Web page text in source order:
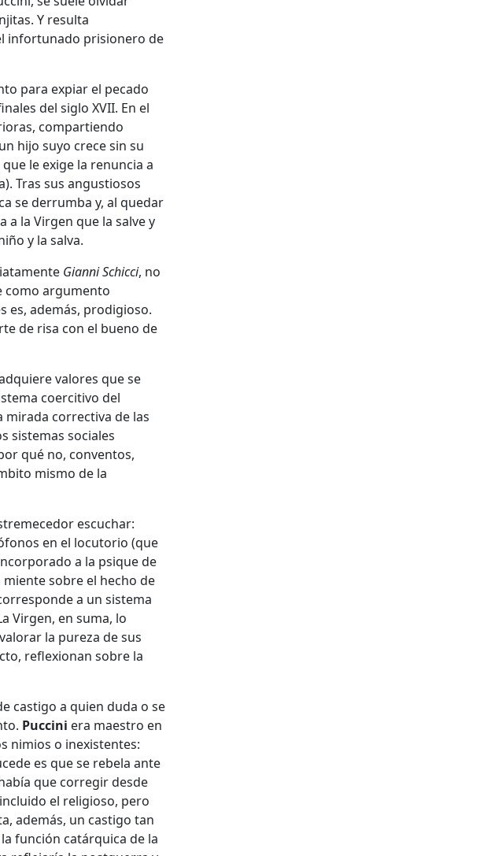
Y resulta
infortunado prisionero de
para expiar el pecado
del siglo XVII. En el
compartiendo
hijo suyo crece sin su
le exige la renuncia a
Tras sus angustiosos
se derrumba y, al quedar
a la Virgen que la salve y
y la salva.
Gianni Schicci, no
como argumento
es, además, prodigioso.
de risa con el bueno de
valores que se
coercitivo del
mirada correctiva de las
sistemas sociales
qué no, conventos,
mismo de la
escuchar:
en el locutorio (que
a la psique de
miente sobre el hecho de
a un sistema
Virgen, en suma, lo
la pureza de sus
reflexionan sobre la
castigo a quien duda o se
Puccini era maestro en
nimios o inexistentes:
es que se rebela ante
que corregir desde
el religioso, pero
además, un castigo tan
función catárquica de la